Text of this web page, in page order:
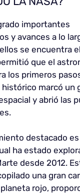
importantes
y avances a lo
se encuentra
que el
los primeros
marcó un
y abrió las
destacado es
ha estado
desde 2012.
una gran
rojo,